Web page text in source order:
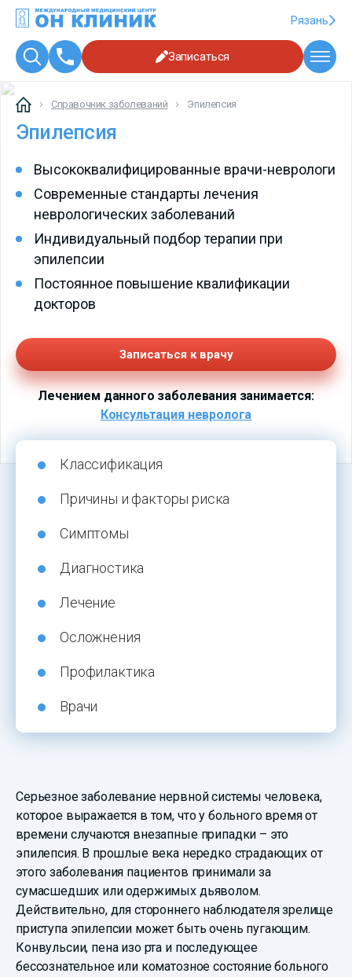
Рязань
Записаться
Справочник заболеваний Эпилепсия
Эпилепсия
Высококвалифицированные врачи-неврологи
Современные стандарты лечения
неврологических заболеваний
Индивидуальный подбор терапии при
эпилепсии
Постоянное повышение квалификации
докторов
Записаться к врачу
Лечением данного заболевания занимается:
Консультация невролога
Классификация
Причины и факторы риска
Симптомы
Диагностика
Лечение
Осложнения
Профилактика
Врачи
Серьезное заболевание нервной системы человека,
которое выражается в том, что у больного время от
времени случаются внезапные припадки – это
эпилепсия. В прошлые века нередко страдающих от
этого заболевания пациентов принимали за
сумасшедших или одержимых дьяволом.
Действительно, для стороннего наблюдателя зрелище
приступа эпилепсии может быть очень пугающим.
Конвульсии, пена изо рта и последующее
бессознательное или коматозное состояние больного